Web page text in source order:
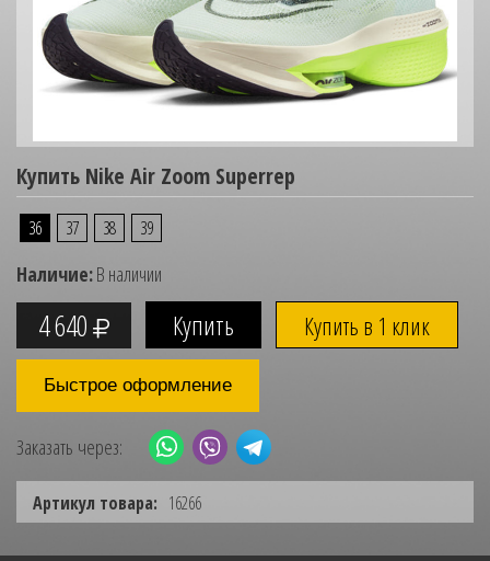
Купить Nike Air Zoom Superrep
36 37 38 39
Наличие:В наличии
4 640 Купить в 1 клик
Быстрое оформление
Заказать через:
Артикул товара: 16266